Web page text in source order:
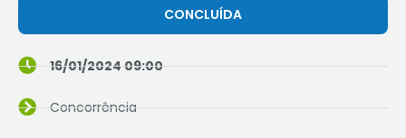
CONCLUÍDA
16/01/2024 09:00
Concorrência